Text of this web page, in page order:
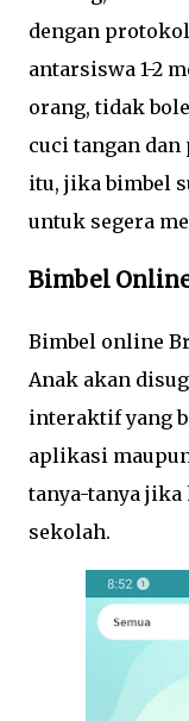
dengan
antarsiswa 1-2
orang, tidak
cuci tangan
itu, jika bimbel
untuk segera
Bimbel
Bimbel online
Anak akan
interaktif yang
aplikasi
tanya-tanya jika
sekolah.